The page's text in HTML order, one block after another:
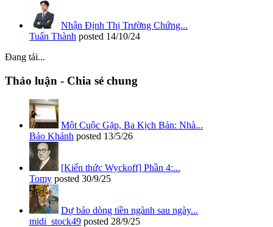
Nhận Định Thị Trường Chứng...
Tuấn Thành posted 14/10/24
Đang tải...
Thảo luận - Chia sẻ chung
Một Cuộc Gặp, Ba Kịch Bản: Nhà...
Bảo Khánh posted 13/5/26
[Kiến thức Wyckoff] Phần 4:...
Tomy posted 30/9/25
Dự báo dòng tiền ngành sau ngày...
midi_stock49 posted 28/9/25